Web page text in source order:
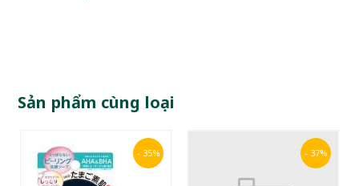
Sản phẩm cùng loại
- 35% - 37%